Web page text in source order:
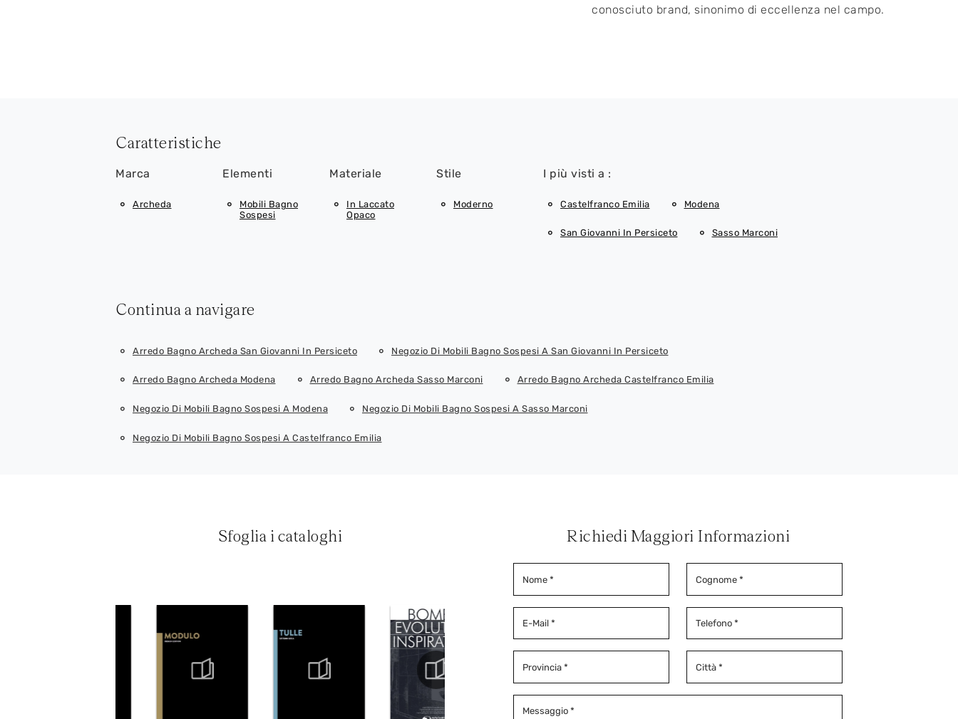
conosciuto brand, sinonimo di eccellenza nel campo.
Caratteristiche
Marca
Archeda
Elementi
Mobili Bagno
Sospesi
Materiale
In Laccato
Opaco
Stile
Moderno
I più visti a :
Castelfranco Emilia Modena
San Giovanni In Persiceto Sasso Marconi
Continua a navigare
Arredo Bagno Archeda San Giovanni In Persiceto Negozio Di Mobili Bagno Sospesi A San Giovanni In Persiceto
Arredo Bagno Archeda Modena Arredo Bagno Archeda Sasso Marconi Arredo Bagno Archeda Castelfranco Emilia
Negozio Di Mobili Bagno Sospesi A Modena Negozio Di Mobili Bagno Sospesi A Sasso Marconi
Negozio Di Mobili Bagno Sospesi A Castelfranco Emilia
Sfoglia i cataloghi Richiedi Maggiori Informazioni